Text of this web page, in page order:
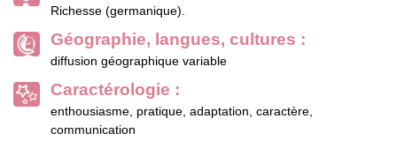
Richesse (germanique).
Géographie, langues, cultures :
diffusion géographique variable
Caractérologie :
enthousiasme, pratique, adaptation, caractère,
communication